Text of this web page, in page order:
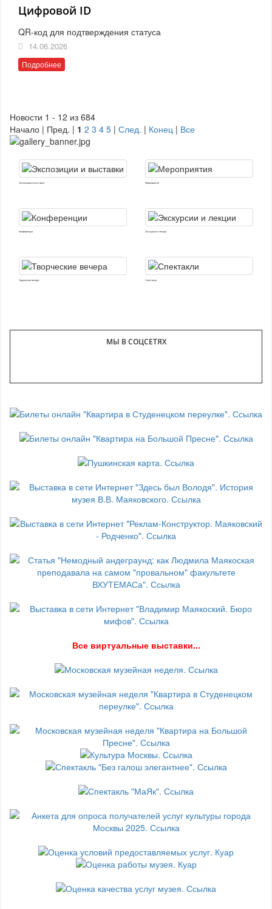
Цифровой ID
QR-код для подтверждения статуса
14.06.2026
Подробнее
Новости 1 - 12 из 684
Начало | Пред. | 1 2 3 4 5 | След. | Конец | Все
Экспозиции и выставки Мероприятия
Конференции Экскурсии и лекции
Творческие вечера Спектакли
МЫ В СОЦСЕТЯХ
Все виртуальные выставки...